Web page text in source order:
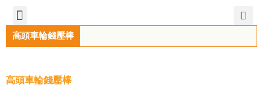
高頭車輪錢壓棒
高頭車輪錢壓棒